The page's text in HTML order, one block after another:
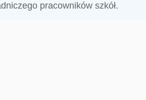
pracowników szkół.